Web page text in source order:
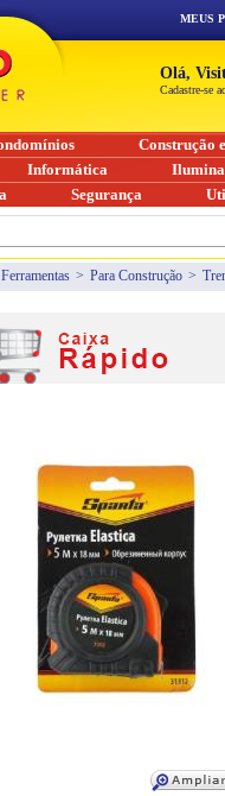
Ferramentas > Para Construção >
MEUS
Olá,
Cadastre-se
Construção
Informática
Segurança